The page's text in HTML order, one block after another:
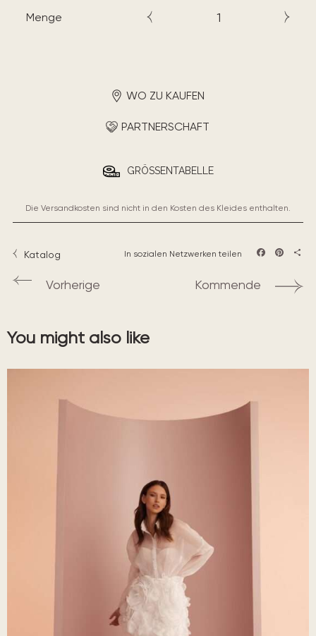
Menge
WO ZU KAUFEN
PARTNERSCHAFT
GRÖSSENTABELLE
Die Versandkosten sind nicht in den Kosten des Kleides enthalten.
Katalog In sozialen Netzwerken teilen
Vorherige Kommende
You might also like